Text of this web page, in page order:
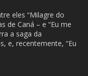
eles “Milagre do
de Caná – e “Eu me
a saga da
e, recentemente, “Eu